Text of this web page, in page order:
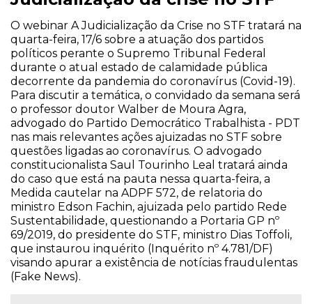
O webinar A Judicialização da Crise no STF tratará na
quarta-feira, 17/6 sobre a atuação dos partidos
políticos perante o Supremo Tribunal Federal
durante o atual estado de calamidade pública
decorrente da pandemia do coronavírus (Covid-19).
Para discutir a temática, o convidado da semana será
o professor doutor Walber de Moura Agra,
advogado do Partido Democrático Trabalhista - PDT
nas mais relevantes ações ajuizadas no STF sobre
questões ligadas ao coronavírus. O advogado
constitucionalista Saul Tourinho Leal tratará ainda
do caso que está na pauta nessa quarta-feira, a
Medida cautelar na ADPF 572, de relatoria do
ministro Edson Fachin, ajuizada pelo partido Rede
Sustentabilidade, questionando a Portaria GP nº
69/2019, do presidente do STF, ministro Dias Toffoli,
que instaurou inquérito (Inquérito nº 4.781/DF)
visando apurar a existência de notícias fraudulentas
(Fake News).